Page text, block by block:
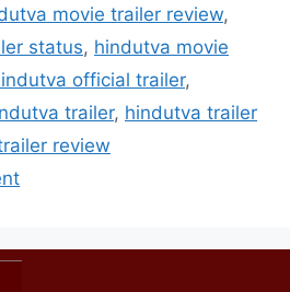
movie trailer review,
status, hindutva movie
official trailer,
trailer, hindutva trailer
review